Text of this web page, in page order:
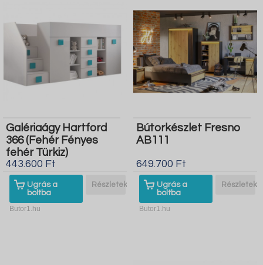
Galériaágy Hartford
366 (Fehér Fényes
fehér Türkiz)
443.600 Ft
Ugrás a
boltba
Részletek
Butor1.hu
Bútorkészlet Fresno
AB111
649.700 Ft
Ugrás a
boltba
Részletek
Butor1.hu